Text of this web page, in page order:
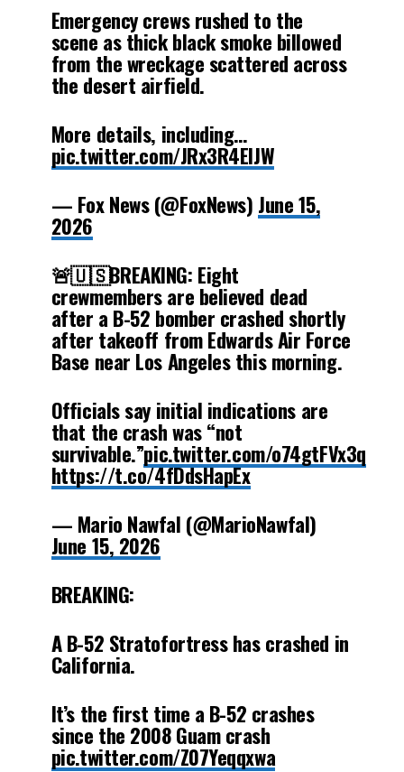
Emergency crews rushed to the
scene as thick black smoke billowed
from the wreckage scattered across
the desert airfield.
More details, including…
pic.twitter.com/JRx3R4ElJW
— Fox News (@FoxNews) June 15,
2026
🚨🇺🇸BREAKING: Eight
crewmembers are believed dead
after a B-52 bomber crashed shortly
after takeoff from Edwards Air Force
Base near Los Angeles this morning.
Officials say initial indications are
that the crash was “not
survivable.”pic.twitter.com/o74gtFVx3q
https://t.co/4fDdsHapEx
— Mario Nawfal (@MarioNawfal)
June 15, 2026
BREAKING:
A B-52 Stratofortress has crashed in
California.
It’s the first time a B-52 crashes
since the 2008 Guam crash
pic.twitter.com/Z07Yeqqxwa